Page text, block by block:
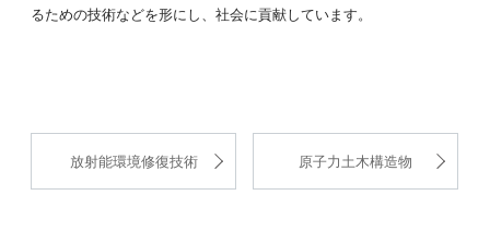
るための技術などを形にし、社会に貢献しています。
放射能環境修復技術 原子力土木構造物